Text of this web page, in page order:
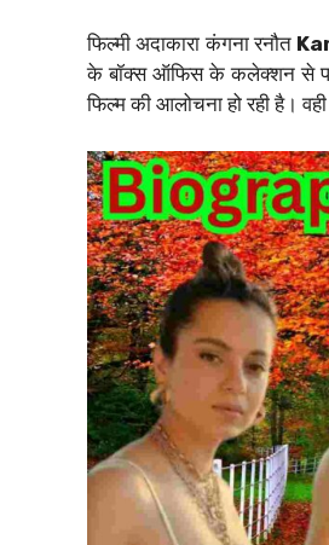
फिल्मी अदाकारा कंगना रनौत
के बॉक्स ऑफिस के कलेक्शन से पता
फिल्म की आलोचना हो रही है।